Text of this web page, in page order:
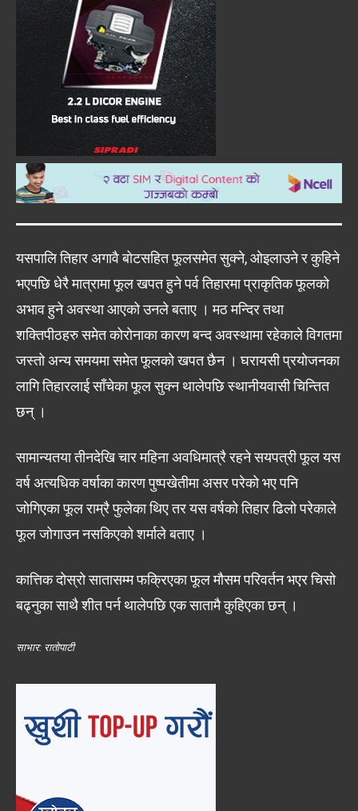
यसपालि तिहार अगावै बोटसहित फूलसमेत सुक्ने, ओइलाउने र कुहिने
भएपछि धेरै मात्रामा फूल खपत हुने पर्व तिहारमा प्राकृतिक फूलको
अभाव हुने अवस्था आएको उनले बताए । मठ मन्दिर तथा
शक्तिपीठहरु समेत कोरोनाका कारण बन्द अवस्थामा रहेकाले विगतमा
जस्तो अन्य समयमा समेत फूलको खपत छैन । घरायसी प्रयोजनका
लागि तिहारलाई साँचेका फूल सुक्न थालेपछि स्थानीयवासी चिन्तित
छन् ।
सामान्यतया तीनदेखि चार महिना अवधिमात्रै रहने सयपत्री फूल यस
वर्ष अत्यधिक वर्षाका कारण पुष्पखेतीमा असर परेको भए पनि
जोगिएका फूल राम्रै फुलेका थिए तर यस वर्षको तिहार ढिलो परेकाले
फूल जोगाउन नसकिएको शर्माले बताए ।
कात्तिक दोस्रो सातासम्म फक्रिएका फूल मौसम परिवर्तन भएर चिसो
बढ्नुका साथै शीत पर्न थालेपछि एक सातामै कुहिएका छन् ।
साभार: रातोपाटी